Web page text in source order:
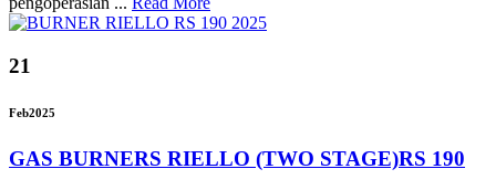
21
Feb2025
GAS BURNERS RIELLO (TWO STAGE)RS 190